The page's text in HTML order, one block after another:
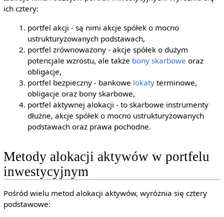
ich cztery:
portfel akcji - są nimi akcje spółek o mocno
ustrukturyzowanych podstawach,
portfel zrównoważony - akcje spółek o dużym
potencjale wzrostu, ale także bony skarbowe oraz
obligacje,
portfel bezpieczny - bankowe lokaty terminowe,
obligacje oraz bony skarbowe,
portfel aktywnej alokacji - to skarbowe instrumenty
dłużne, akcje spółek o mocno ustrukturyzowanych
podstawach oraz prawa pochodne.
Metody alokacji aktywów w portfelu
inwestycyjnym
Pośród wielu metod alokacji aktywów, wyróżnia się cztery
podstawowe: